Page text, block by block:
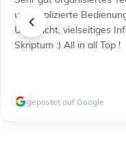
unkomplizierte
Unterricht, vielseitiges Informatives
Skriptum :) All in all Top !
gepostet auf Google